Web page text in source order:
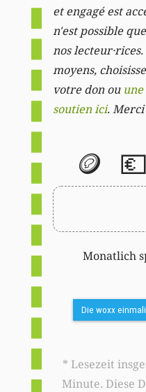
et engagé est
n'est possible
nos
moyens,
votre don ou
soutien ici. Merci
🪙 💶
Monatlich
Die woxx
* Lesezeit
Minute. Diese